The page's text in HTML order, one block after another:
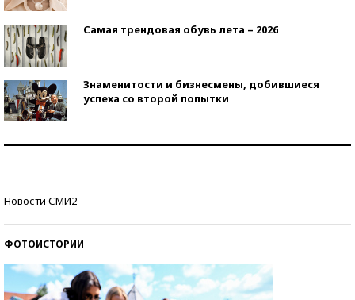
Самая трендовая обувь лета – 2026
Знаменитости и бизнесмены, добившиеся
успеха со второй попытки
Новости СМИ2
ФОТОИСТОРИИ